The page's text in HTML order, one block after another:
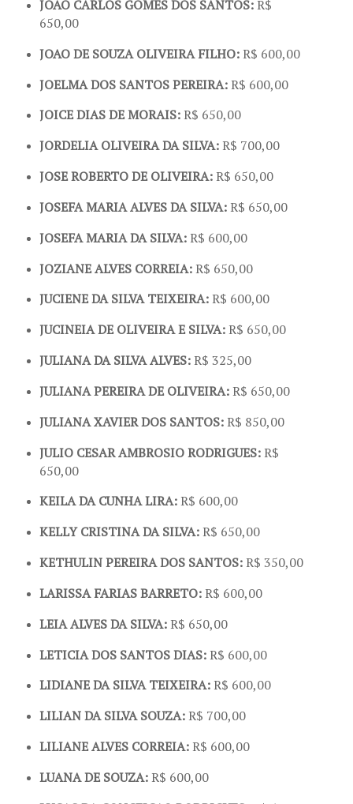
JOAO CARLOS GOMES DOS SANTOS:R$
650,00
JOAO DE SOUZA OLIVEIRA FILHO:R$ 600,00
JOELMA DOS SANTOS PEREIRA:R$ 600,00
JOICE DIAS DE MORAIS:R$ 650,00
JORDELIA OLIVEIRA DA SILVA:R$ 700,00
JOSE ROBERTO DE OLIVEIRA:R$ 650,00
JOSEFA MARIA ALVES DA SILVA:R$ 650,00
JOSEFA MARIA DA SILVA:R$ 600,00
JOZIANE ALVES CORREIA:R$ 650,00
JUCIENE DA SILVA TEIXEIRA:R$ 600,00
JUCINEIA DE OLIVEIRA E SILVA:R$ 650,00
JULIANA DA SILVA ALVES:R$ 325,00
JULIANA PEREIRA DE OLIVEIRA:R$ 650,00
JULIANA XAVIER DOS SANTOS:R$ 850,00
JULIO CESAR AMBROSIO RODRIGUES:R$
650,00
KEILA DA CUNHA LIRA:R$ 600,00
KELLY CRISTINA DA SILVA:R$ 650,00
KETHULIN PEREIRA DOS SANTOS:R$ 350,00
LARISSA FARIAS BARRETO:R$ 600,00
LEIA ALVES DA SILVA:R$ 650,00
LETICIA DOS SANTOS DIAS:R$ 600,00
LIDIANE DA SILVA TEIXEIRA:R$ 600,00
LILIAN DA SILVA SOUZA:R$ 700,00
LILIANE ALVES CORREIA:R$ 600,00
LUANA DE SOUZA:R$ 600,00